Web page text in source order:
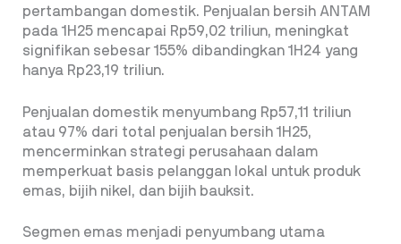
pertambangan domestik. Penjualan bersih ANTAM
pada 1H25 mencapai Rp59,02 triliun, meningkat
signifikan sebesar 155% dibandingkan 1H24 yang
hanya Rp23,19 triliun.
Penjualan domestik menyumbang Rp57,11 triliun
atau 97% dari total penjualan bersih 1H25,
mencerminkan strategi perusahaan dalam
memperkuat basis pelanggan lokal untuk produk
emas, bijih nikel, dan bijih bauksit.
Segmen emas menjadi penyumbang utama